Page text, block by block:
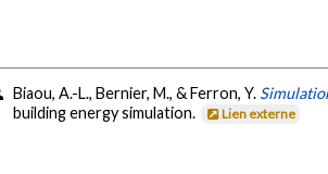
Biaou, A.-L., Bernier, M., & Ferron, Y.
building energy simulation.
Lien externe